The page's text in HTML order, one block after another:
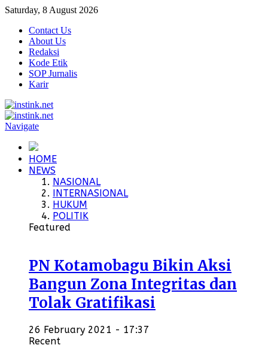
Saturday, 8 August 2026
Contact Us
About Us
Redaksi
Kode Etik
SOP Jurnalis
Karir
Navigate
HOME
NEWS
NASIONAL
INTERNASIONAL
HUKUM
POLITIK
Featured
PN Kotamobagu Bikin Aksi
Bangun Zona Integritas dan
Tolak Gratifikasi
26 February 2021 - 17:37
Recent